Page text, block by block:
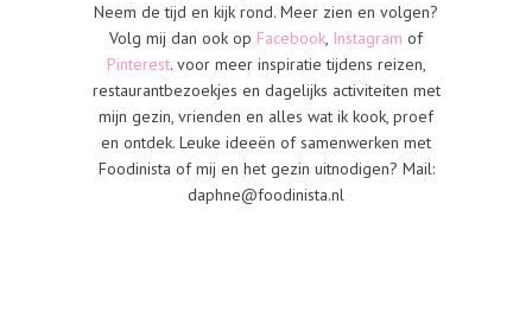
Neem de tijd en kijk rond. Meer zien en volgen?
Volg mij dan ook op Facebook, Instagram of
Pinterest. voor meer inspiratie tijdens reizen,
restaurantbezoekjes en dagelijks activiteiten met
mijn gezin, vrienden en alles wat ik kook, proef
en ontdek. Leuke ideeën of samenwerken met
Foodinista of mij en het gezin uitnodigen? Mail:
daphne@foodinista.nl